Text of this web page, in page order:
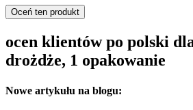
Oceń ten produkt
ocen klientów po polski
drożdże, 1 opakowanie
Nowe artykułu na blogu: